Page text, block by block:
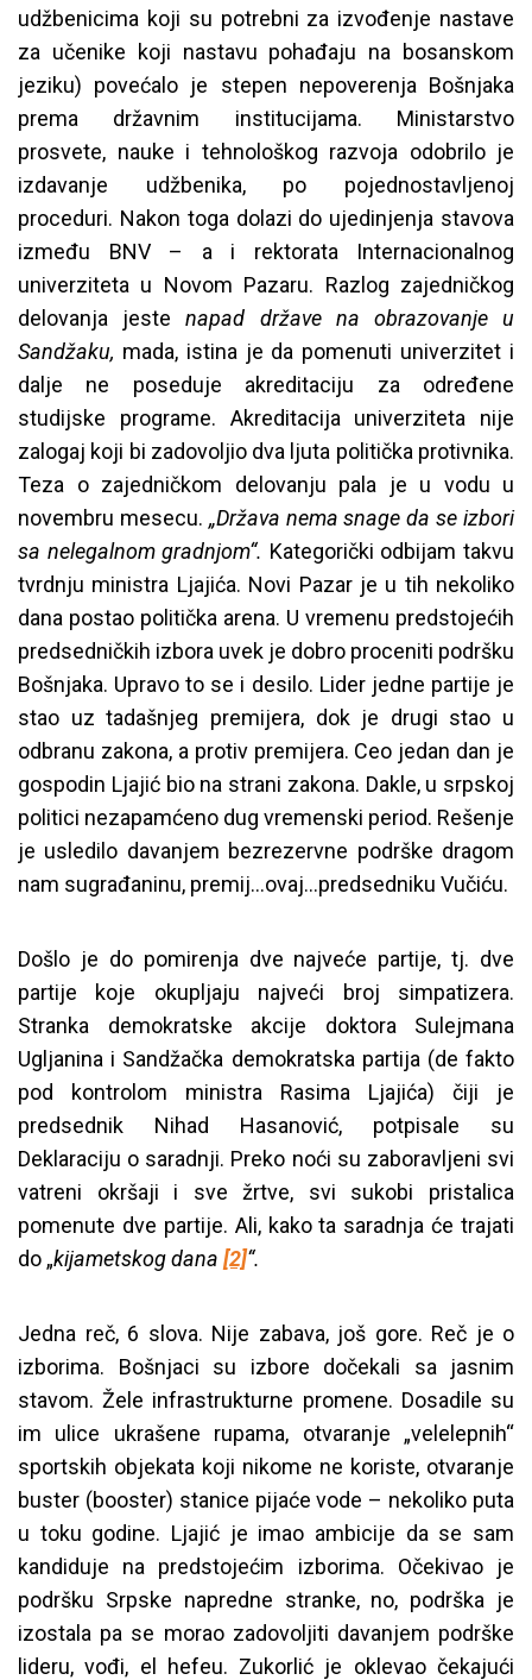
udžbenicima koji su potrebni za izvođenje nastave
za učenike koji nastavu pohađaju na bosanskom
jeziku) povećalo je stepen nepoverenja Bošnjaka
prema državnim institucijama. Ministarstvo
prosvete, nauke i tehnološkog razvoja odobrilo je
izdavanje udžbenika, po pojednostavljenoj
proceduri. Nakon toga dolazi do ujedinjenja stavova
između BNV – a i rektorata Internacionalnog
univerziteta u Novom Pazaru. Razlog zajedničkog
delovanja jestenapad države na obrazovanje u
Sandžaku, mada, istina je da pomenuti univerzitet i
dalje ne poseduje akreditaciju za određene
studijske programe. Akreditacija univerziteta nije
zalogaj koji bi zadovoljio dva ljuta politička protivnika.
Teza o zajedničkom delovanju pala je u vodu u
novembru mesecu. „Država nema snage da se izbori
sa nelegalnom gradnjom“. Kategorički odbijam takvu
tvrdnju ministra Ljajića. Novi Pazar je u tih nekoliko
dana postao politička arena. U vremenu predstojećih
predsedničkih izbora uvek je dobro proceniti podršku
Bošnjaka. Upravo to se i desilo. Lider jedne partije je
stao uz tadašnjeg premijera, dok je drugi stao u
odbranu zakona, a protiv premijera. Ceo jedan dan je
gospodin Ljajić bio na strani zakona. Dakle, u srpskoj
politici nezapamćeno dug vremenski period. Rešenje
je usledilo davanjem bezrezervne podrške dragom
nam sugrađaninu, premij…ovaj…predsedniku Vučiću.
Došlo je do pomirenja dve najveće partije, tj. dve
partije koje okupljaju najveći broj simpatizera.
Stranka demokratske akcije doktora Sulejmana
Ugljanina i Sandžačka demokratska partija (de fakto
pod kontrolom ministra Rasima Ljajića) čiji je
predsednik Nihad Hasanović, potpisale su
Deklaraciju o saradnji. Preko noći su zaboravljeni svi
vatreni okršaji i sve žrtve, svi sukobi pristalica
pomenute dve partije. Ali, kako ta saradnja će trajati
do „kijametskog dana [2]“.
Jedna reč, 6 slova. Nije zabava, još gore. Reč je o
izborima. Bošnjaci su izbore dočekali sa jasnim
stavom. Žele infrastrukturne promene. Dosadile su
im ulice ukrašene rupama, otvaranje „velelepnih“
sportskih objekata koji nikome ne koriste, otvaranje
buster (booster) stanice pijaće vode – nekoliko puta
u toku godine. Ljajić je imao ambicije da se sam
kandiduje na predstojećim izborima. Očekivao je
podršku Srpske napredne stranke, no, podrška je
izostala pa se morao zadovoljiti davanjem podrške
lideru, vođi, el hefeu. Zukorlić je oklevao čekajući